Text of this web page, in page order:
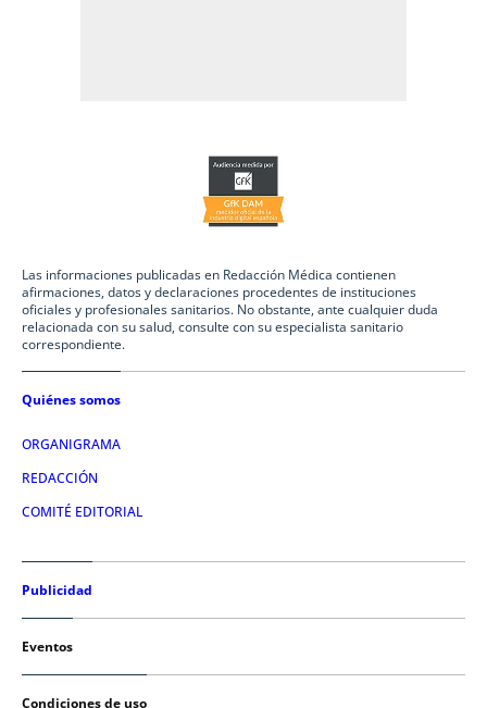
Las informaciones publicadas en Redacción Médica contienen
afirmaciones, datos y declaraciones procedentes de instituciones
oficiales y profesionales sanitarios. No obstante, ante cualquier duda
relacionada con su salud, consulte con su especialista sanitario
correspondiente.
Quiénes somos
ORGANIGRAMA
REDACCIÓN
COMITÉ EDITORIAL
Publicidad
Eventos
Condiciones de uso